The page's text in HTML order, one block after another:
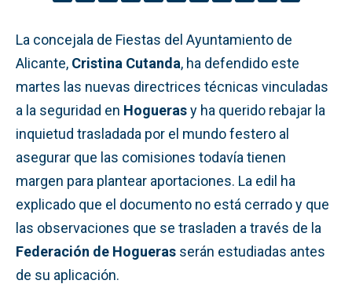
La concejala de Fiestas del Ayuntamiento de
Alicante, Cristina Cutanda, ha defendido este
martes las nuevas directrices técnicas vinculadas
a la seguridad en Hoguerasy ha querido rebajar la
inquietud trasladada por el mundo festero al
asegurar que las comisiones todavía tienen
margen para plantear aportaciones. La edil ha
explicado que el documento no está cerrado y que
las observaciones que se trasladen a través de la
Federación de Hogueras serán estudiadas antes
de su aplicación.